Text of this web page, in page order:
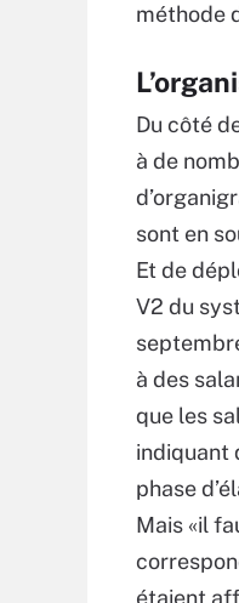
méthode
Du côté
à de
sont en
Et de
V2 du
à des
que les
indiquant
phase
Mais «il
étaient